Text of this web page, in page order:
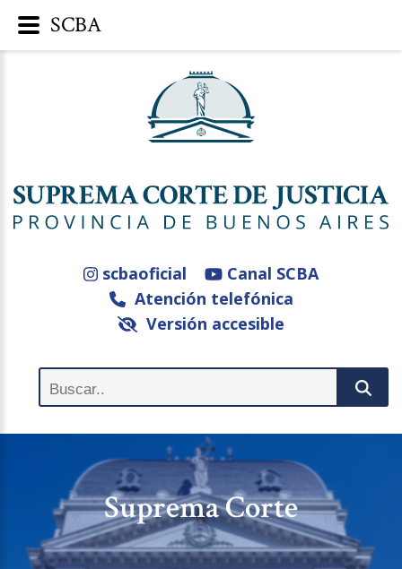
scbaoficial
Canal SCBA
Atención telefónica
Versión accesible
Suprema Corte
SCBA